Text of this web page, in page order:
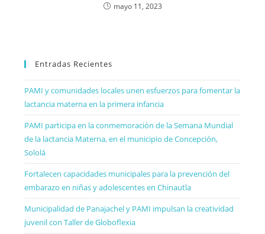
mayo 11, 2023
Entradas Recientes
PAMI y comunidades locales unen esfuerzos para fomentar la
lactancia materna en la primera infancia
PAMI participa en la conmemoración de la Semana Mundial
de la lactancia Materna, en el municipio de Concepción,
Sololá
Fortalecen capacidades municipales para la prevención del
embarazo en niñas y adolescentes en Chinautla
Municipalidad de Panajachel y PAMI impulsan la creatividad
juvenil con Taller de Globoflexia